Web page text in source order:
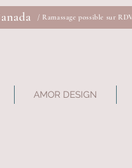
/ Ramassage possible sur
AMOR DESIGN